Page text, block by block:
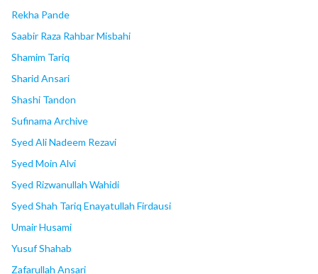
Rekha Pande
Saabir Raza Rahbar Misbahi
Shamim Tariq
Sharid Ansari
Shashi Tandon
Sufinama Archive
Syed Ali Nadeem Rezavi
Syed Moin Alvi
Syed Rizwanullah Wahidi
Syed Shah Tariq Enayatullah Firdausi
Umair Husami
Yusuf Shahab
Zafarullah Ansari